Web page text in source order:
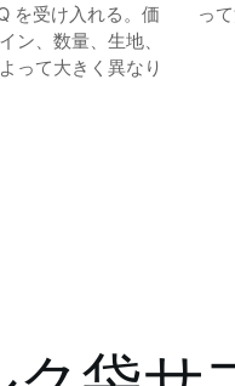
を受け入れる。価
ン、数量、生地、
って大きく異なり
っ